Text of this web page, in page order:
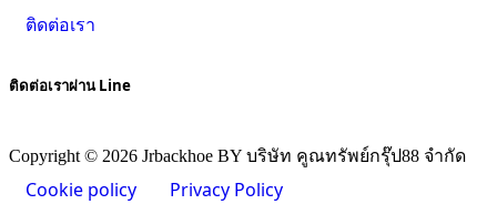
ติดต่อเรา
ติดต่อเราผ่าน Line
Copyright © 2026 Jrbackhoe BY บริษัท คูณทรัพย์กรุ๊ป88 จำกัด
Cookie policy Privacy Policy